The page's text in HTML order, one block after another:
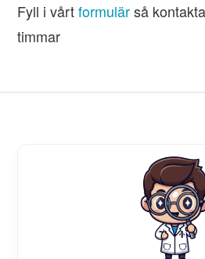
Fyll i vårtformulärså
timmar